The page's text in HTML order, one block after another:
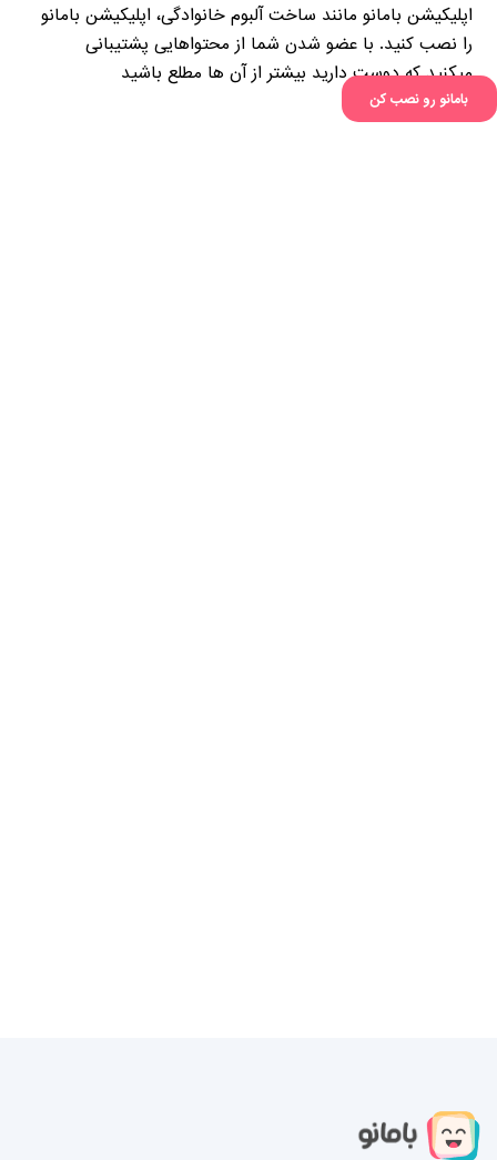
اپلیکیشن بامانو مانند ساخت آلبوم خانوادگی، اپلیکیشن بامانو
را نصب کنید. با عضو شدن شما از محتواهایی پشتیبانی
میکنید که دوست دارید بیشتر از آن ها مطلع باشید
بامانو رو نصب کن
پست های مشابه